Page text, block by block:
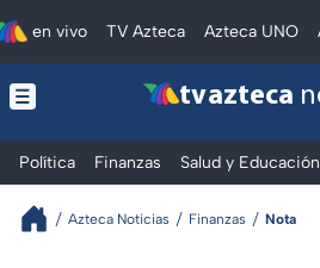
en vivo TV Azteca Azteca UNO
tv azteca
Política Finanzas Salud y Educación
Azteca Noticias Finanzas Nota